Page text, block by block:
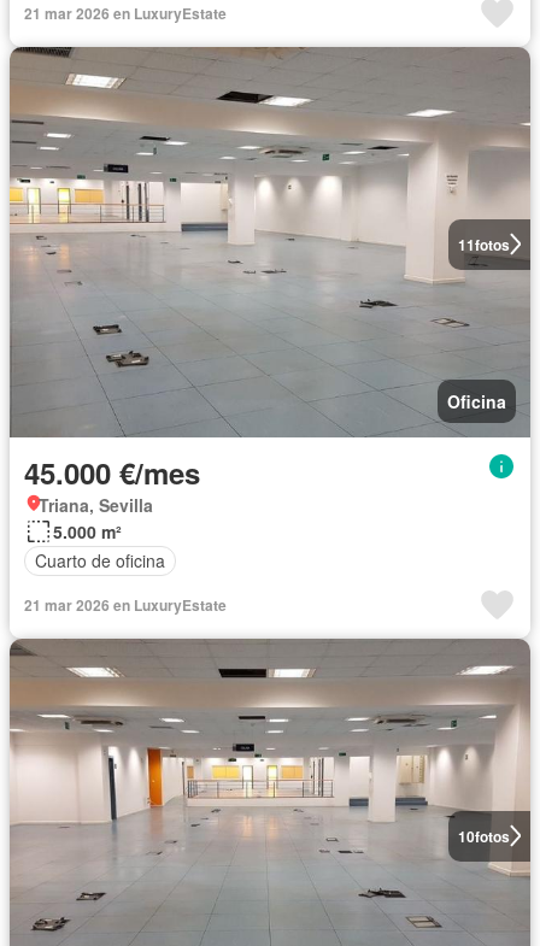
21 mar 2026 en LuxuryEstate
11fotos
Oficina
45.000 €/mes
Triana, Sevilla
5.000 m²
Cuarto de oficina
21 mar 2026 en LuxuryEstate
10fotos